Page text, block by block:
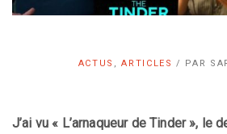
ACTUS ,ARTICLES / PAR
J’ai vu« L’arnaqueur de Tinder», le